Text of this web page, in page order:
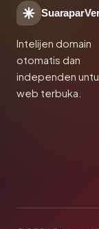
Intelijen domain
otomatis dan
independen
web terbuka.